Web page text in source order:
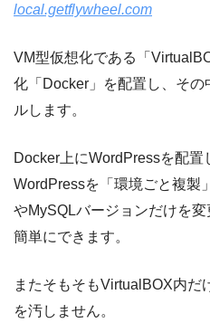
local.getflywheel.com
VM型仮想化である「
化「Docker」を配置し、そ
ルします。
Docker上にWordPressを配置
WordPressを「環境ごと複製
やMySQLバージョンだけを
簡単にできます。
またそもそもVirtualBOX内だ
を汚しません。